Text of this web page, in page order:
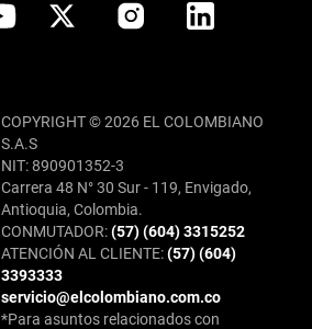
COPYRIGHT © 2026 EL COLOMBIANO
S.A.S
NIT: 890901352-3
Carrera 48 N° 30 Sur - 119, Envigado,
Antioquia, Colombia.
CONMUTADOR:(57) (604) 3315252
ATENCIÓN AL CLIENTE:(57) (604)
3393333
servicio@elcolombiano.com.co
*Para asuntos relacionados con